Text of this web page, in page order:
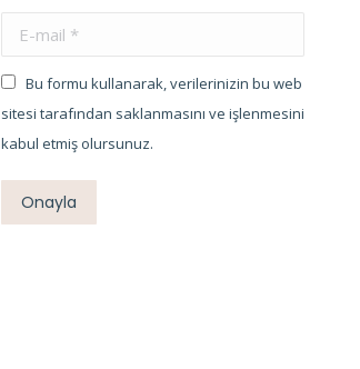
E-mail *
Bu formu kullanarak, verilerinizin bu web
sitesi tarafından saklanmasını ve işlenmesini
kabul etmiş olursunuz.
Onayla